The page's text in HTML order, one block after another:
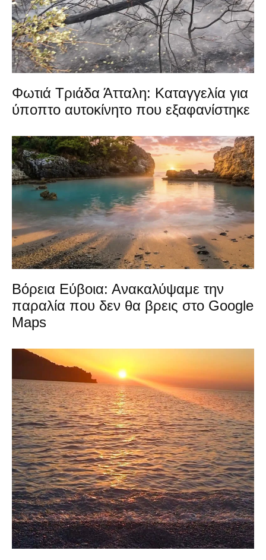
Φωτιά Τριάδα Άτταλη: Καταγγελία για
ύποπτο αυτοκίνητο που εξαφανίστηκε
Βόρεια Εύβοια: Ανακαλύψαμε την
παραλία που δεν θα βρεις στο Google
Maps